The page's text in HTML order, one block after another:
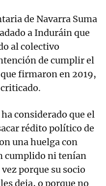
de Navarra Suma
a Induráin que
al colectivo
de cumplir el
firmaron en 2019,
considerado que el
rédito político de
una huelga con
cumplido ni tenían
porque su socio
deja, o porque no